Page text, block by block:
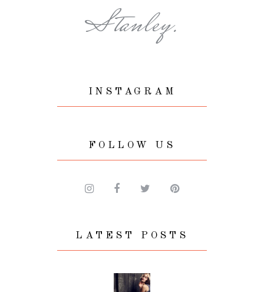
Stanley.
INSTAGRAM
FOLLOW US
LATEST POSTS